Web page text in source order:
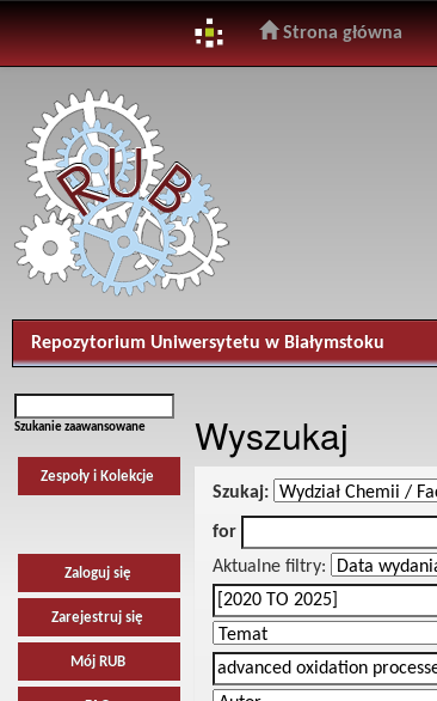
navigation
Strona główna
Repozytorium Uniwersytetu w Białymstoku
Szukanie zaawansowane
Zespoły i Kolekcje
Zaloguj się
Zarejestruj się
Mój RUB
Wyszukaj
Szukaj:
for
Aktualne filtry: